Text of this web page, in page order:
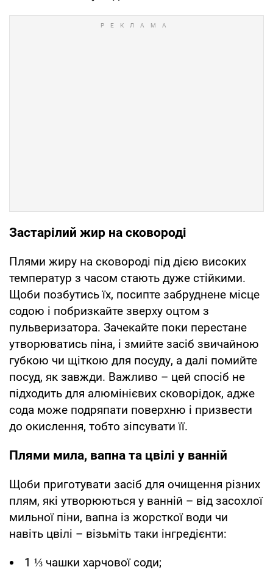
Застарілий жир на сковороді
Плями жиру на сковороді під дією високих
температур з часом стають дуже стійкими.
Щоби позбутись їх, посипте забруднене місце
содою і побризкайте зверху оцтом з
пульверизатора. Зачекайте поки перестане
утворюватись піна, і змийте засіб звичайною
губкою чи щіткою для посуду, а далі помийте
посуд, як завжди. Важливо – цей спосіб не
підходить для алюмінієвих сковорідок, адже
сода може подряпати поверхню і призвести
до окислення, тобто зіпсувати її.
Плями мила, вапна та цвілі у ванній
Щоби приготувати засіб для очищення різних
плям, які утворюються у ванній – від засохлої
мильної піни, вапна із жорсткої води чи
навіть цвілі – візьміть таки інгредієнти:
1 ⅓ чашки харчової соди;